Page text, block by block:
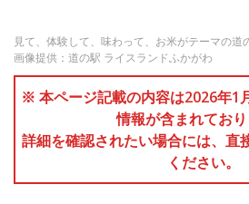
見て、体験して、味わって、お米がテーマの道
画像提供：道の駅 ライスランドふかがわ
※ 本ページ記載の内容は2026年1
情報が含まれており
詳細を確認されたい場合には、直
ください。